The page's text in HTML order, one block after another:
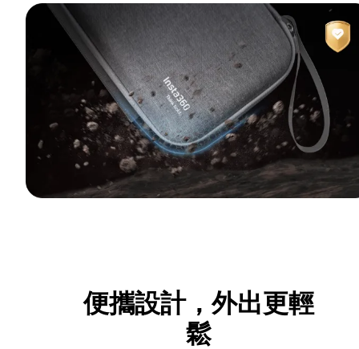
便攜設計，外出更輕
鬆